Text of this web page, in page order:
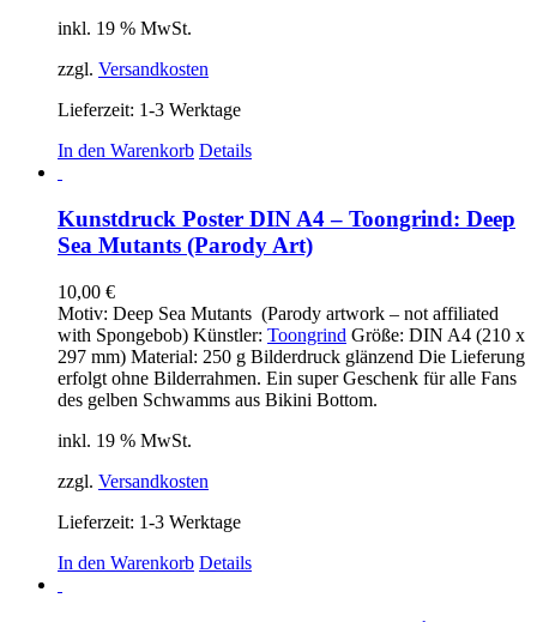
inkl. 19 % MwSt.
zzgl. Versandkosten
Lieferzeit: 1-3 Werktage
In den Warenkorb Details
Kunstdruck Poster DIN A4 – Toongrind: Deep
Sea Mutants (Parody Art)
10,00 €
Motiv: Deep Sea Mutants (Parody artwork – not affiliated
with Spongebob) Künstler: Toongrind Größe: DIN A4 (210 x
297 mm) Material: 250 g Bilderdruck glänzend Die Lieferung
erfolgt ohne Bilderrahmen. Ein super Geschenk für alle Fans
des gelben Schwamms aus Bikini Bottom.
inkl. 19 % MwSt.
zzgl. Versandkosten
Lieferzeit: 1-3 Werktage
In den Warenkorb Details